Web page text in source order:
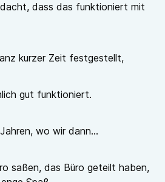
dass das funktioniert mit
kurzer Zeit festgestellt,
gut funktioniert.
wo wir dann...
saßen, das Büro geteilt haben,